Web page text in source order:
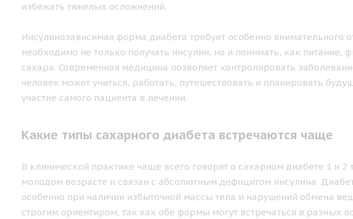
избежать тяжелых осложнений.
Инсулинозависимая форма диабета требует особенно внимательного
необходимо не только получать инсулин, но и понимать, как питание,
сахара. Современная медицина позволяет контролировать
человек может учиться, работать, путешествовать и планировать
участие самого пациента в лечении.
Какие типы сахарного диабета встречаются чаще
В клинической практике чаще всего говорят о сахарном диабете 1 и
молодом возрасте и связан с абсолютным дефицитом инсулина.
особенно при наличии избыточной массы тела и нарушений обмена
строгим ориентиром, так как обе формы могут встречаться в разных